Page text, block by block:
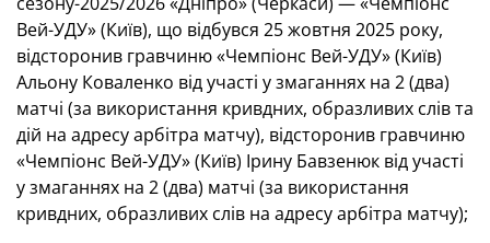
Вей-УДУ» (Київ), що відбувся 25 жовтня 2025 року,
відсторонив гравчиню «Чемпіонс Вей-УДУ» (Київ)
Альону Коваленко від участі у змаганнях на 2 (два)
матчі (за використання кривдних, образливих слів та
дій на адресу арбітра матчу), відсторонив гравчиню
«Чемпіонс Вей-УДУ» (Київ) Ірину Бавзенюк від участі
у змаганнях на 2 (два) матчі (за використання
кривдних, образливих слів на адресу арбітра матчу);